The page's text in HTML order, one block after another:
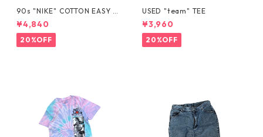
90s "NIKE" COTTON EASY S
HORTS
¥4,840
20%OFF
USED "team" TEE
¥3,960
20%OFF